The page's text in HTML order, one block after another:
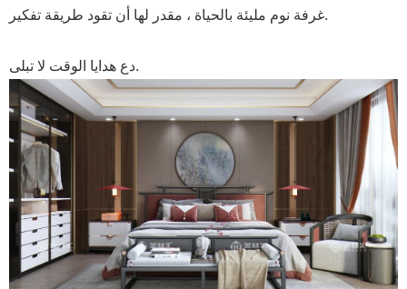
غرفة نوم مليئة بالحياة ، مقدر لها أن تقود طريقة تفكير.
دع هدايا الوقت لا تبلى.